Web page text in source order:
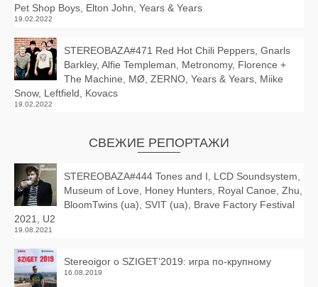
Pet Shop Boys, Elton John, Years & Years
19.02.2022
STEREOBAZA#471 Red Hot Chili Peppers, Gnarls
Barkley, Alfie Templeman, Metronomy, Florence +
The Machine, MØ, ZERNO, Years & Years, Miike
Snow, Leftfield, Kovacs
19.02.2022
СВЕЖИЕ РЕПОРТАЖИ
STEREOBAZA#444 Tones and I, LCD Soundsystem,
Museum of Love, Honey Hunters, Royal Canoe, Zhu,
BloomTwins (ua), SVIT (ua), Brave Factory Festival
2021, U2
19.08.2021
Stereoigor о SZIGET’2019: игра по-крупному
16.08.2019